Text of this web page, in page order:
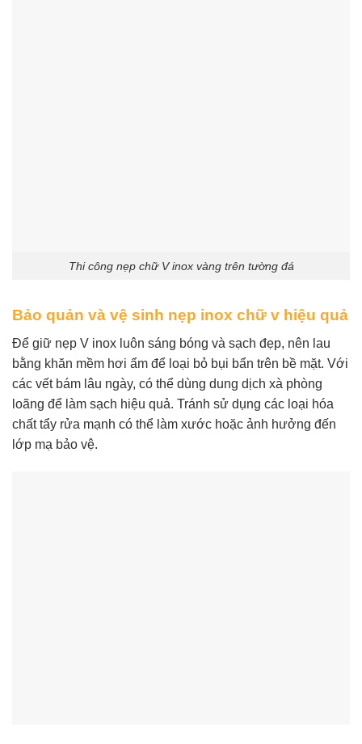
Thi công nẹp chữ V inox vàng trên tường đá
Bảo quản và vệ sinh nẹp inox chữ v hiệu quả
Để giữ nẹp V inox luôn sáng bóng và sạch đẹp, nên lau
bằng khăn mềm hơi ẩm để loại bỏ bụi bẩn trên bề mặt. Với
các vết bám lâu ngày, có thể dùng dung dịch xà phòng
loãng để làm sạch hiệu quả. Tránh sử dụng các loại hóa
chất tẩy rửa mạnh có thể làm xước hoặc ảnh hưởng đến
lớp mạ bảo vệ.